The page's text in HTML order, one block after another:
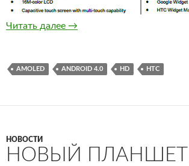
Читать далее HTC готовится выпустить
→
AMOLED ANDROID 4.0 HD HTC
НОВОСТИ
НОВЫЙ